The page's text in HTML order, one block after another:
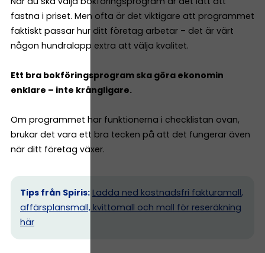
fastna i priset. Men ofta är det viktigare att programmet
faktiskt passar hur ditt företag arbetar – det är värt
någon hundralapp extra att välja kvalitet.
Ett bra bokföringsprogram ska göra ekonomin
enklare – inte krångligare.
Om programmet har funktionerna i checklistan ovan,
brukar det vara ett bra tecken på att det fungerar även
när ditt företag växer.
Tips från Spiris: Ladda ned kostnadsfri fakturamall,
affärsplansmall, kvittomall och mall för reseräkning
här